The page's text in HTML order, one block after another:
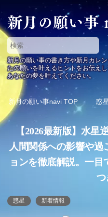
新月の願い事の書き方や新月カレ
たの願いを叶えるヒントをお伝え
あなたの夢を叶えてください。
新月の願い事navi TOP 惑
【2026最新版】水星
人間関係への影響や
ョンを徹底解説。一
つ
惑星 新着情報